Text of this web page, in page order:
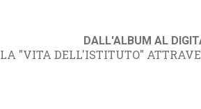
DALL'ALBUM AL
LA "VITA DELL'ISTITUTO"